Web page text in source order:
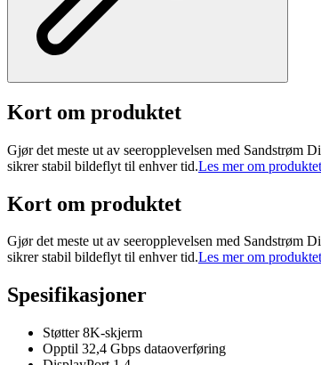
Kort om produktet
Gjør det meste ut av seeropplevelsen med Sandstrøm
sikrer stabil bildeflyt til enhver tid.Les mer om produktet
Kort om produktet
Gjør det meste ut av seeropplevelsen med Sandstrøm
sikrer stabil bildeflyt til enhver tid.Les mer om produktet
Spesifikasjoner
Støtter 8K-skjerm
Opptil 32,4 Gbps dataoverføring